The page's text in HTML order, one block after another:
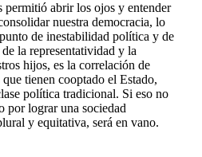
permitió abrir los ojos y entender
nuestra democracia, lo
de inestabilidad política y de
la representatividad y la
hijos, es la correlación de
tienen cooptado el Estado,
política tradicional. Si eso no
por lograr una sociedad
y equitativa, será en vano.